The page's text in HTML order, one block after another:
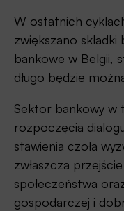
W ostatnich
zwiększano
bankowe w Belgii,
długo będzie
Sektor bankowy w
rozpoczęcia
stawienia czoła
zwłaszcza
społeczeństwa
gospodarczej i